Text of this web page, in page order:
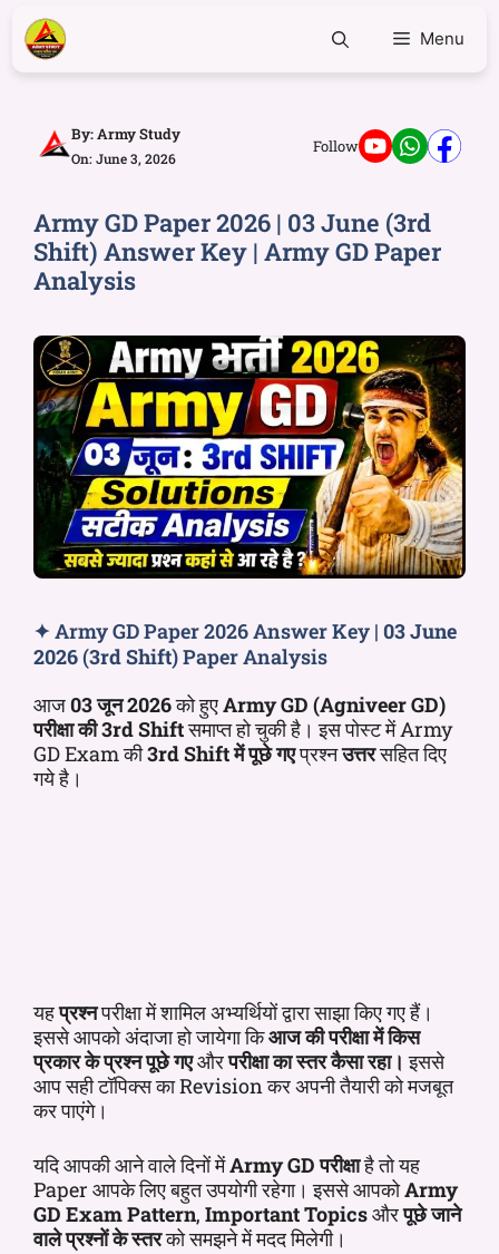
Menu
By:Army Study
On: June 3, 2026
Follow
Army GD Paper 2026 | 03 June (3rd
Shift) Answer Key | Army GD Paper
Analysis
✦ Army GD Paper 2026 Answer Key | 03 June
2026(3rd Shift) Paper Analysis
आज03 जून 2026को हुएArmy GD (Agniveer GD)
परीक्षा की3rdShiftसमाप्त हो चुकी है। इस पोस्ट में Army
GD Exam की3rdShiftमें पूछे गएप्रश्नउत्तरसहित दिए
गये है।
यहप्रश्नपरीक्षा में शामिल अभ्यर्थियों द्वारा साझा किए गए हैं।
इससे आपको अंदाजा हो जायेगा किआज की परीक्षा में किस
प्रकार के प्रश्न पूछे गएऔरपरीक्षा का स्तर कैसा रहा। इससे
आप सही टॉपिक्स का Revision कर अपनी तैयारी को मजबूत
कर पाएंगे।
यदि आपकी आने वाले दिनों मेंArmy GD परीक्षाहै तो यह
Paper आपके लिए बहुत उपयोगी रहेगा। इससे आपकोArmy
GD Exam Pattern, Important Topicsऔरपूछे जाने
वाले प्रश्नों के स्तरको समझने में मदद मिलेगी।